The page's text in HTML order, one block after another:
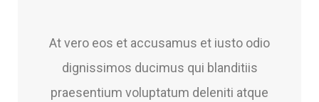
At vero eos et accusamus et iusto odio
dignissimos ducimus qui blanditiis
praesentium voluptatum deleniti atque